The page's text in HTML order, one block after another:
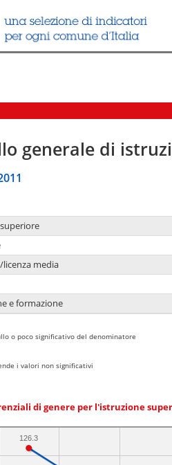
generale di
media
e formazione
o poco significativo del denominatore
i valori non significativi
di genere per l'istruzione
126.3